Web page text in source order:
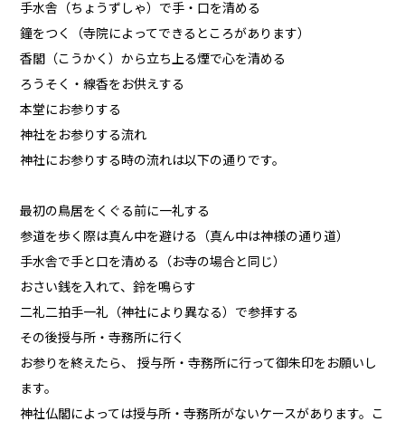
手水舎（ちょうずしゃ）で手・口を清める
鐘をつく（寺院によってできるところがあります）
香閣（こうかく）から立ち上る煙で心を清める
ろうそく・線香をお供えする
本堂にお参りする
神社をお参りする流れ
神社にお参りする時の流れは以下の通りです。
最初の鳥居をくぐる前に一礼する
参道を歩く際は真ん中を避ける（真ん中は神様の通り道）
手水舎で手と口を清める（お寺の場合と同じ）
おさい銭を入れて、鈴を鳴らす
二礼二拍手一礼（神社により異なる）で参拝する
その後授与所・寺務所に行く
お参りを終えたら、 授与所・寺務所に行って御朱印をお願いし
ます。
神社仏閣によっては授与所・寺務所がないケースがあります。こ